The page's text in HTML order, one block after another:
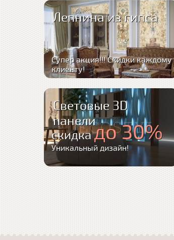
Лепнина из гипса
Супер акция!!! Скидки каждому
клиенту!
Световые 3D
панели
скидкадо 30%
Уникальный дизайн!